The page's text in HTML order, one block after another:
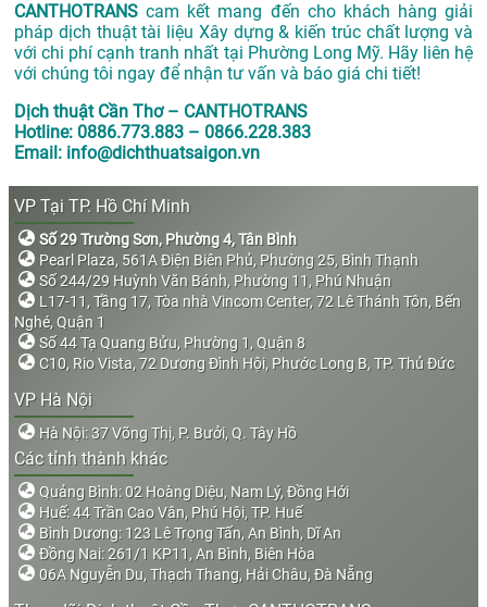
CANTHOTRANS cam kết mang đến cho khách hàng giải
pháp dịch thuật tài liệu Xây dựng & kiến trúc chất lượng và
với chi phí cạnh tranh nhất tại Phường Long Mỹ. Hãy liên hệ
với chúng tôi ngay để nhận tư vấn và báo giá chi tiết!
Dịch thuật Cần Thơ – CANTHOTRANS
Hotline: 0886.773.883 – 0866.228.383
Email: info@dichthuatsaigon.vn
VP Tại TP. Hồ Chí Minh
Số 29 Trường Sơn, Phường 4, Tân Bình
Pearl Plaza, 561A Điện Biên Phủ, Phường 25, Bình Thạnh
Số 244/29 Huỳnh Văn Bánh, Phường 11, Phú Nhuận
L17-11, Tầng 17, Tòa nhà Vincom Center, 72 Lê Thánh Tôn, Bến
Nghé, Quận 1
Số 44 Tạ Quang Bửu, Phường 1, Quận 8
C10, Rio Vista, 72 Dương Đình Hội, Phước Long B, TP. Thủ Đức
VP Hà Nội
Hà Nội: 37 Võng Thị, P. Bưởi, Q. Tây Hồ
Các tỉnh thành khác
Quảng Bình: 02 Hoàng Diệu, Nam Lý, Đồng Hới
Huế: 44 Trần Cao Vân, Phú Hội, TP. Huế
Bình Dương: 123 Lê Trọng Tấn, An Bình, Dĩ An
Đồng Nai: 261/1 KP11, An Bình, Biên Hòa
06A Nguyễn Du, Thạch Thang, Hải Châu, Đà Nẵng